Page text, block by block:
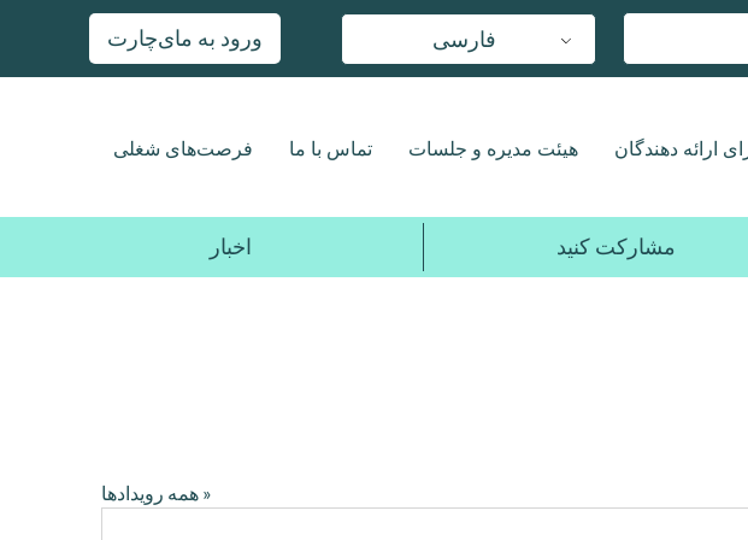
فارسی ورود به مای‌چارت
ارائه دهندگان هیئت مدیره و جلسات تماس با ما فرصت‌های شغلی
مشارکت کنید اخبار
« همه رویدادها